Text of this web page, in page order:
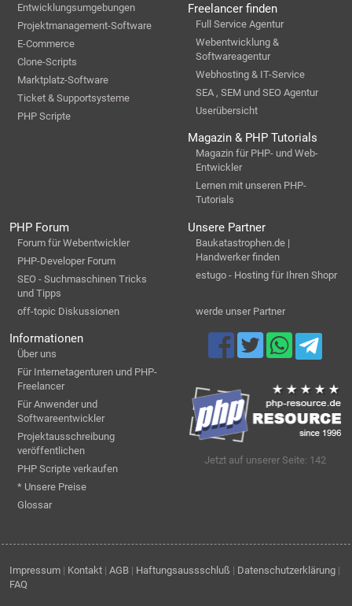
Entwicklungsumgebungen
Projektmanagement-Software
E-Commerce
Clone-Scripts
Marktplatz-Software
Ticket & Supportsysteme
PHP Scripte
Freelancer finden
Full Service Agentur
Webentwicklung &
Softwareagentur
Webhosting & IT-Service
SEA , SEM und SEO Agentur
Userübersicht
Magazin & PHP Tutorials
Magazin für PHP- und Web-
Entwickler
Lernen mit unseren PHP-
Tutorials
PHP Forum
Forum für Webentwickler
PHP-Developer Forum
SEO - Suchmaschinen Tricks
und Tipps
off-topic Diskussionen
Unsere Partner
Baukatastrophen.de |
Handwerker finden
estugo - Hosting für Ihren Shopr
werde unser Partner
Informationen
Über uns
Für Internetagenturen und PHP-
Freelancer
Für Anwender und
Softwareentwickler
Projektausschreibung
veröffentlichen
PHP Scripte verkaufen
* Unsere Preise
Glossar
Jetzt auf unserer Seite: 142
Impressum | Kontakt | AGB | Haftungsaussschluß | Datenschutzerklärung |
FAQ